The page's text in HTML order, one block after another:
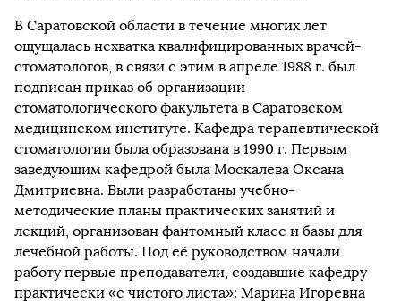
В Саратовской области в течение многих лет
ощущалась нехватка квалифицированных врачей-
стоматологов, в связи с этим в апреле 1988 г. был
подписан приказ об организации
стоматологического факультета в Саратовском
медицинском институте. Кафедра терапевтической
стоматологии была образована в 1990 г. Первым
заведующим кафедрой была Москалева Оксана
Дмитриевна. Были разработаны учебно-
методические планы практических занятий и
лекций, организован фантомный класс и базы для
лечебной работы. Под её руководством начали
работу первые преподаватели, создавшие кафедру
практически «с чистого листа»: Марина Игоревна